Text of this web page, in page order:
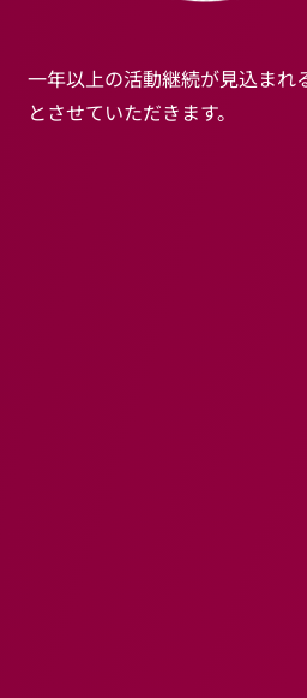
一年以上の活動継続が見込まれ
とさせていただきます。